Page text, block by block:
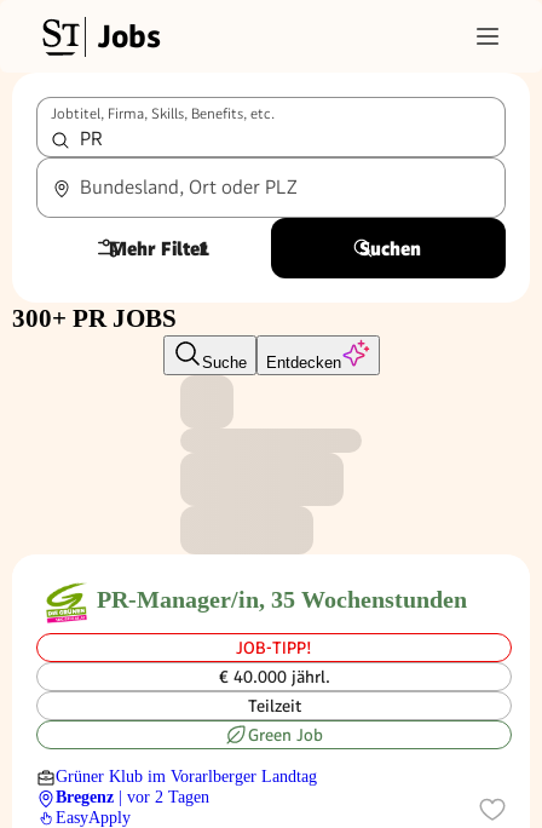
Jobs
Jobtitel, Firma, Skills, Benefits, etc.
Bundesland, Ort oder PLZ
Mehr Filter
1 Suchen
300+ PR JOBS
Suche Entdecken
PR-Manager/in, 35 Wochenstunden
JOB-TIPP!
€ 40.000 jährl.
Teilzeit
Green Job
Grüner Klub im Vorarlberger Landtag
Bregenz
| vor 2 Tagen
EasyApply